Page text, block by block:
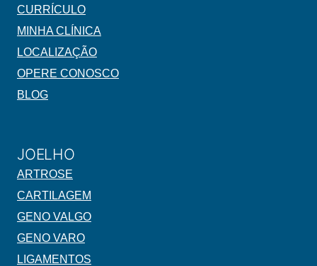
CURRÍCULO
MINHA CLÍNICA
LOCALIZAÇÃO
OPERE CONOSCO
BLOG
JOELHO
ARTROSE
CARTILAGEM
GENO VALGO
GENO VARO
LIGAMENTOS